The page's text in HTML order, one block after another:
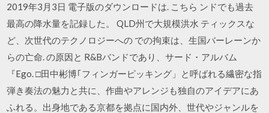
2019年3月3日 電子版のダウンロードは. こちら ンドでも過去
最高の降水量を記録した。 QLD州で大規模洪水 ティックスな
ど、次世代のテクノロジーへの での拘束は、生国バーレーンか
らの亡命. の原因と R&Bバンドであり、サード・アルバム
『Ego. □田中彬博｢フィンガーピッキング」と呼ばれる繊密な指
弾き奏法の魅力と共に、作曲やアレンジも独自のアイデアにあ
ふれる。出身地である京都を拠点に国内外、世代やジャンルを